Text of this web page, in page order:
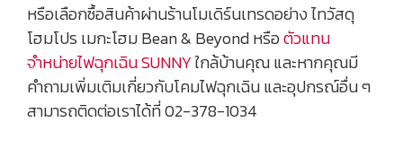
หรือเลือกซื้อสินค้าผ่านร้านโมเดิร์นเทรดอย่าง ไทวัสดุ
โฮมโปร เมกะโฮม Bean & Beyond หรือตัวแทน
จำหน่ายไฟฉุกเฉิน SUNNYใกล้บ้านคุณ และหากคุณมี
คำถามเพิ่มเติมเกี่ยวกับโคมไฟฉุกเฉิน และอุปกรณ์อื่น ๆ
สามารถติดต่อเราได้ที่ 02-378-1034